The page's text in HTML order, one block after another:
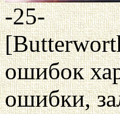
-25-
ошибок
ошибки,